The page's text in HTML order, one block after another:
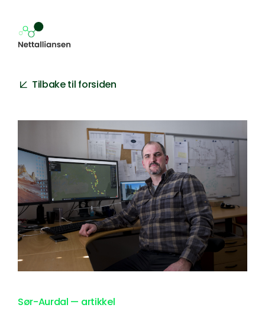
Sør-Aurdal — artikkel
Tilbake til forsiden